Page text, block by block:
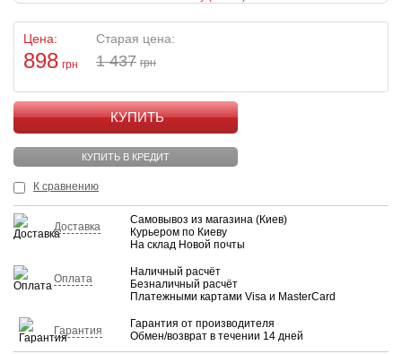
Цена:
898 грн
Старая цена:
1 437 грн
КУПИТЬ
КУПИТЬ В КРЕДИТ
К сравнению
Доставка
Самовывоз из магазина (Киев)
Курьером по Киеву
На склад Новой почты
Оплата
Наличный расчёт
Безналичный расчёт
Платежными картами Visa и MasterCard
Гарантия
Гарантия от производителя
Обмен/возврат в течении 14 дней